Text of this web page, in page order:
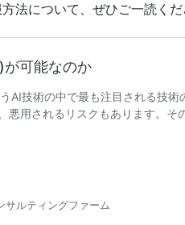
法について、ぜひご一読くだ